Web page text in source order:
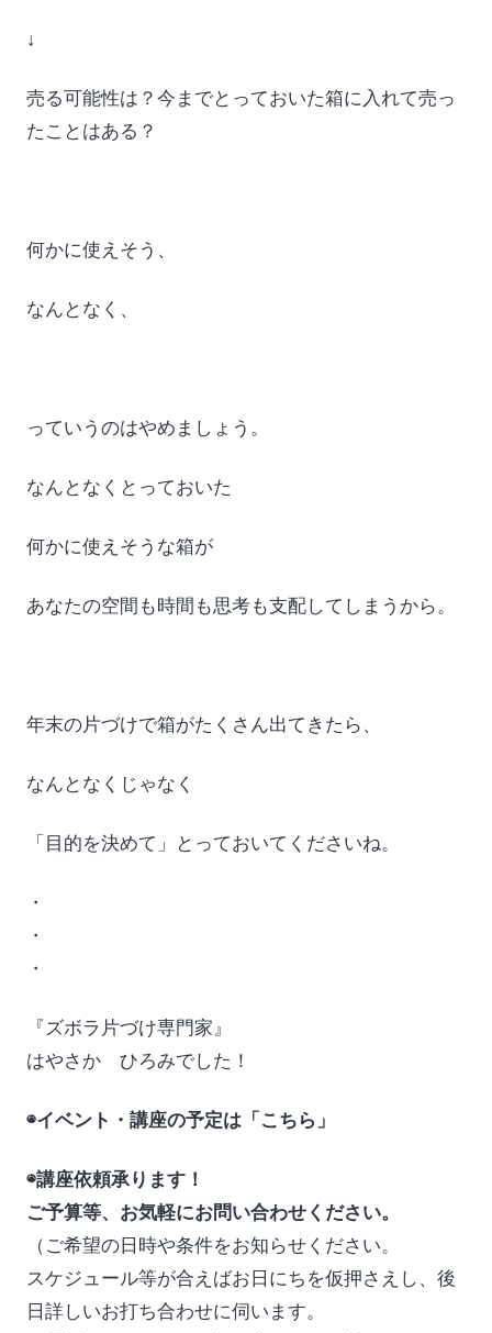
↓
売る可能性は？今までとっておいた箱に入れて売っ
たことはある？
何かに使えそう、
なんとなく、
っていうのはやめましょう。
なんとなくとっておいた
何かに使えそうな箱が
あなたの空間も時間も思考も支配してしまうから。
年末の片づけで箱がたくさん出てきたら、
なんとなくじゃなく
「目的を決めて」とっておいてくださいね。
・
・
・
『ズボラ片づけ専門家』
はやさか ひろみでした！
◉イベント・講座の予定は「こちら」
◉講座依頼承ります！
ご予算等、お気軽にお問い合わせください。
（ご希望の日時や条件をお知らせください。
スケジュール等が合えばお日にちを仮押さえし、後
日詳しいお打ち合わせに伺います。